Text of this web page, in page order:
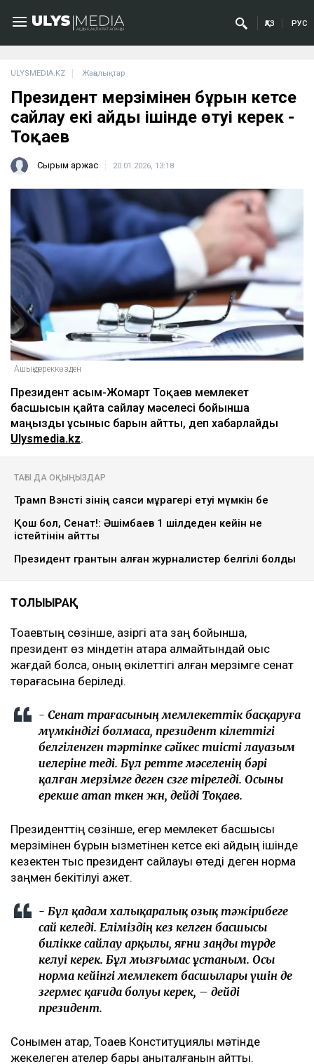
ҚАЗ РУС
ULYSMEDIA.KZ Жаңалықтар
Президент мерзімінен бұрын кетсе
сайлау екі айдың ішінде өтуі керек -
Тоқаев
Сырым Қаржас 20.01.2026, 13:18
Ашық дереккөзден
Президент Қасым-Жомарт Тоқаев мемлекет
басшысын қайта сайлау мәселесі бойынша
маңызды ұсыныс барын айтты, деп хабарлайды
Ulysmedia.kz.
ТАҒЫ ДА ОҚЫҢЫЗДАР
Трамп Вэнсті өзінің саяси мұрагері етуі мүмкін бе
Қош бол, Сенат!: Әшімбаев 1 шілдеден кейін не
істейтінін айтты
Президент грантын алған журналистер белгілі болды
ТОЛЫҒЫРАҚ
Тоқаевтың сөзінше, қазіргі ата заң бойынша,
президент өз міндетін атқара алмайтындай оқыс
жағдай болса, оның өкілеттігі қалған мерзімге сенат
төрағасына беріледі.
- Сенат төрағасының мемлекеттік басқаруға
мүмкіндігі болмаса, президент өкілеттігі
белгіленген тәртіпке сәйкес тиісті лауазым
иелеріне өтеді. Бұл ретте мәселенің бәрі
қалған мерзімге деген сөзге тіреледі. Осыны
ерекше атап өткен жөн, дейді Тоқаев.
Президенттің сөзінше, егер мемлекет басшысы
мерзімінен бұрын қызметінен кетсе екі айдың ішінде
кезектен тыс президент сайлауы өтеді деген норма
заңмен бекітілуі қажет.
- Бұл қадам халықаралық озық тәжірибеге
сай келеді. Еліміздің кез келген басшысы
билікке сайлау арқылы, яғни заңды түрде
келуі керек. Бұл мызғымас ұстаным. Осы
норма кейінгі мемлекет басшылары үшін де
өзгермес қағида болуы керек, – дейді
президент.
Сонымен қатар, Тоқаев Конституциялық мәтінде
жекелеген қателер бары анықталғанын айтты.